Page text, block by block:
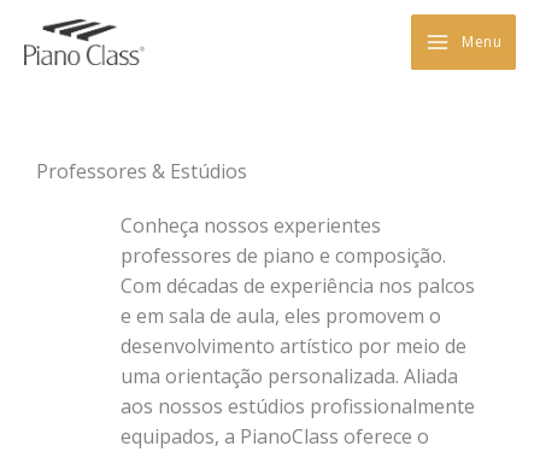
content
Menu
Professores & Estúdios
Conheça nossos experientes
professores de piano e composição.
Com décadas de experiência nos palcos
e em sala de aula, eles promovem o
desenvolvimento artístico por meio de
uma orientação personalizada. Aliada
aos nossos estúdios profissionalmente
equipados, a PianoClass oferece o